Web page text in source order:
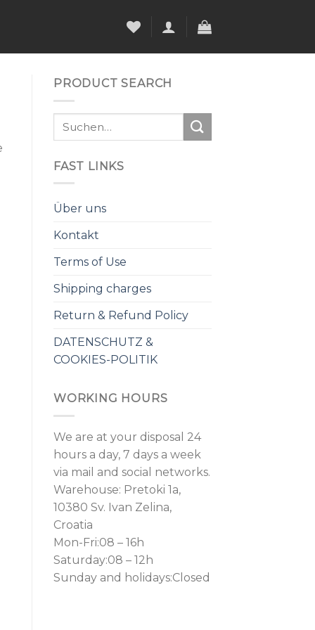
PRODUCT SEARCH
FAST LINKS
Über uns
Kontakt
Terms of Use
Shipping charges
Return & Refund Policy
DATENSCHUTZ &
COOKIES-POLITIK
WORKING HOURS
We are at your disposal 24
hours a day, 7 days a week
via mail and social networks.
Warehouse: Pretoki 1a,
10380 Sv. Ivan Zelina,
Croatia
Mon-Fri:08 – 16h
Saturday:08 – 12h
Sunday and holidays:Closed